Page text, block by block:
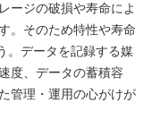
ージの破損や寿命によ
。そのため特性や寿命
。データを記録する媒
度、データの蓄積容
管理・運用の心がけが